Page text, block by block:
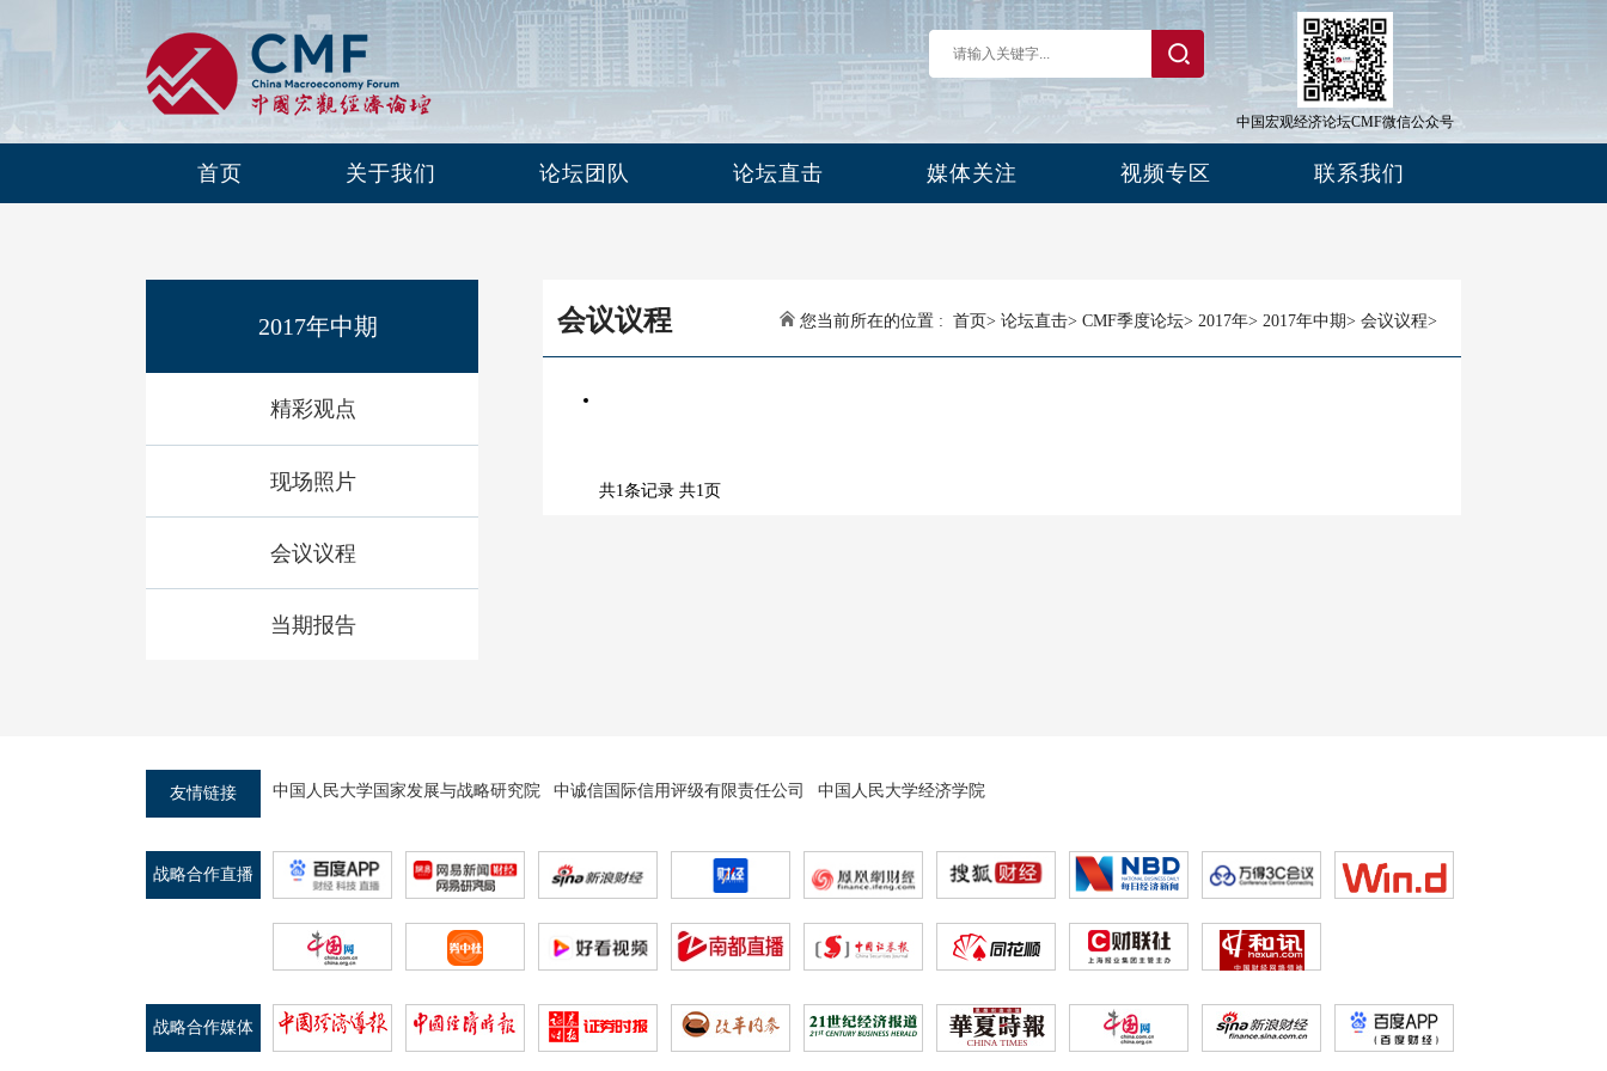
中国宏观经济论坛CMF微信公众号
首页 关于我们 论坛团队 论坛直击 媒体关注 视频专区 联系我们
2017年中期
精彩观点
现场照片
会议议程
当期报告
会议议程 您当前所在的位置 : 首页> 论坛直击> CMF季度论坛> 2017年> 2017年中期> 会议议程>
共1条记录 共1页
友情链接 中国人民大学国家发展与战略研究院 中诚信国际信用评级有限责任公司 中国人民大学经济学院
战略合作直播
战略合作媒体